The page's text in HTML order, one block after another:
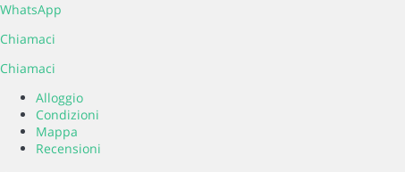
WhatsApp
Chiamaci
Chiamaci
Alloggio
Condizioni
Mappa
Recensioni